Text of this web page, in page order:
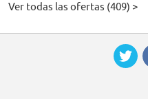
Ver todas las ofertas (409) >